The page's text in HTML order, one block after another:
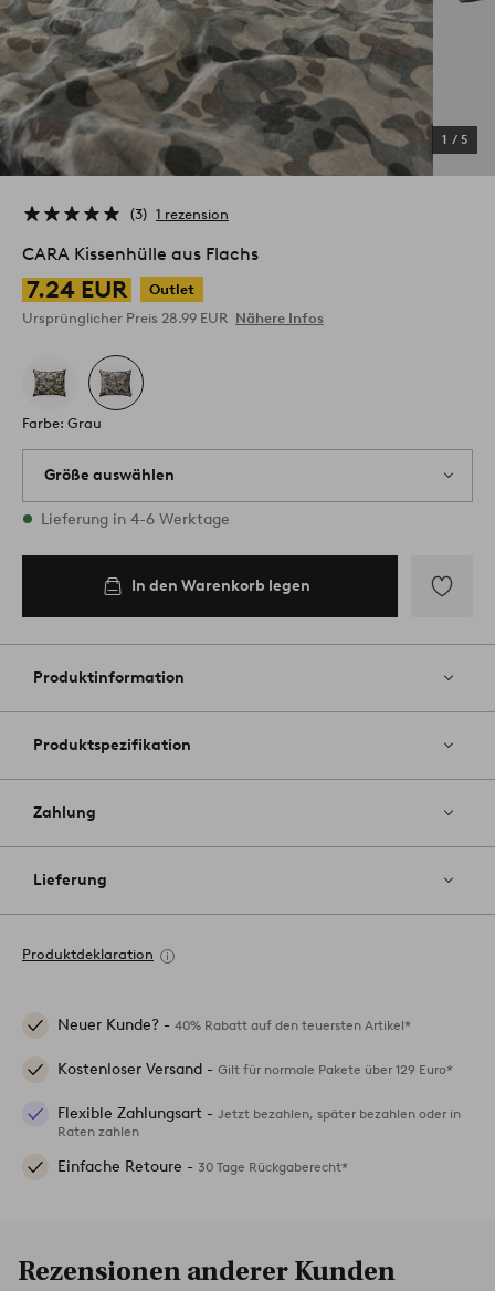
1 / 5
3 1 rezension
CARA Kissenhülle aus Flachs
7.24 EUR
Outlet
Ursprünglicher Preis 28.99 EUR Nähere Infos
Farbe: Grau
Größe auswählen
2 Größen vorrätig
Lieferung in 4-6 Werktage
In den
In den Warenkorb legen
Favoriten
Produktinformation
Produktspezifikation
Zahlung
Lieferung
Produktdeklaration
Neuer Kunde? - 40% Rabatt auf den teuersten Artikel*
Kostenloser Versand - Gilt für normale Pakete über 129 Euro*
Flexible Zahlungsart - Jetzt bezahlen, später bezahlen oder in
Raten zahlen
Einfache Retoure - 30 Tage Rückgaberecht*
Rezensionen anderer Kunden